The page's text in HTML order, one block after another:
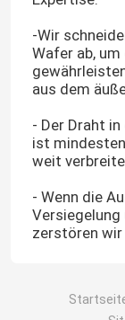
-Wir
Wafer ab,
aus dem
- Der Draht
ist
weit
- Wenn die
Versiegelung
zerstören wir